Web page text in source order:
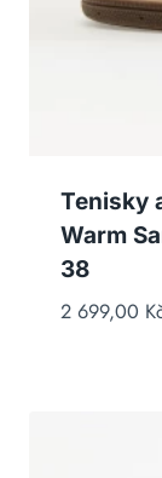
Tenisky
Warm
38
2 699,00